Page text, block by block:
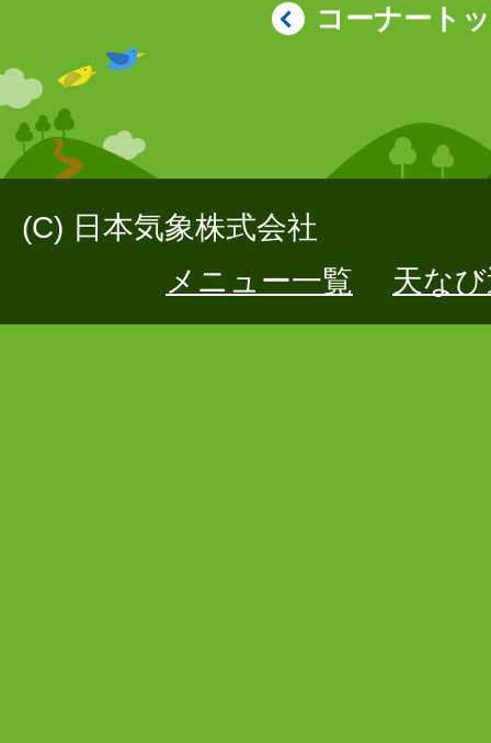
コーナート
(C) 日本気象株式会社
メニュー一覧
天な